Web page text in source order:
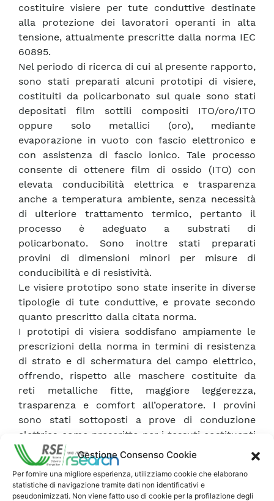
Gestione Consenso Cookie
Per fornire una migliore esperienza, utilizziamo cookie che elaborano
statistiche di navigazione tramite dati non identificativi e
pseudonimizzati. Non viene fatto uso di cookie per la profilazione degli
costituire visiere per tute conduttive destinate
alla protezione dei lavoratori operanti in alta
tensione, attualmente prescritte dalla norma IEC
60895.
Nel periodo di ricerca di cui al presente rapporto,
sono stati preparati alcuni prototipi di visiere,
costituiti da policarbonato sul quale sono stati
depositati film sottili compositi ITO/oro/ITO
oppure solo metallici (oro), mediante
evaporazione in vuoto con fascio elettronico e
con assistenza di fascio ionico. Tale processo
consente di ottenere film di ossido (ITO) con
elevata conducibilità elettrica e trasparenza
anche a temperatura ambiente, senza necessità
di ulteriore trattamento termico, pertanto il
processo è adeguato a substrati di
policarbonato. Sono inoltre stati preparati
provini di dimensioni minori per misure di
conducibilità e di resistività.
Le visiere prototipo sono state inserite in diverse
tipologie di tute conduttive, e provate secondo
quanto prescritto dalla citata norma.
I prototipi di visiera soddisfano ampiamente le
prescrizioni della norma in termini di resistenza
di strato e di schermatura del campo elettrico,
offrendo, rispetto alle maschere costituite da
reti metalliche fitte, maggiore leggerezza,
trasparenza e comfort all’operatore. I provini
sono stati sottoposti a prove di conduzione
elettrica come prescritto per i tessuti costituenti
la tuta conduttiva. Le prove hanno dato risultati
solo parzialmente positivi, indicando possibili
strategie di ulteriore miglioramento.
I risultati di questo lavoro sono stati presentati